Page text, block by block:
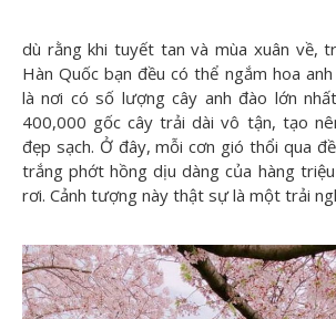
dù rằng khi tuyết tan và mùa xuân về,
Hàn Quốc bạn đều có thể ngắm hoa
là nơi có số lượng cây anh đào lớn
400,000 gốc cây trải dài vô tận, tạo
đẹp sạch. Ở đây, mỗi cơn gió thổi qua
trắng phớt hồng dịu dàng của hàng
rơi. Cảnh tượng này thật sự là một trải